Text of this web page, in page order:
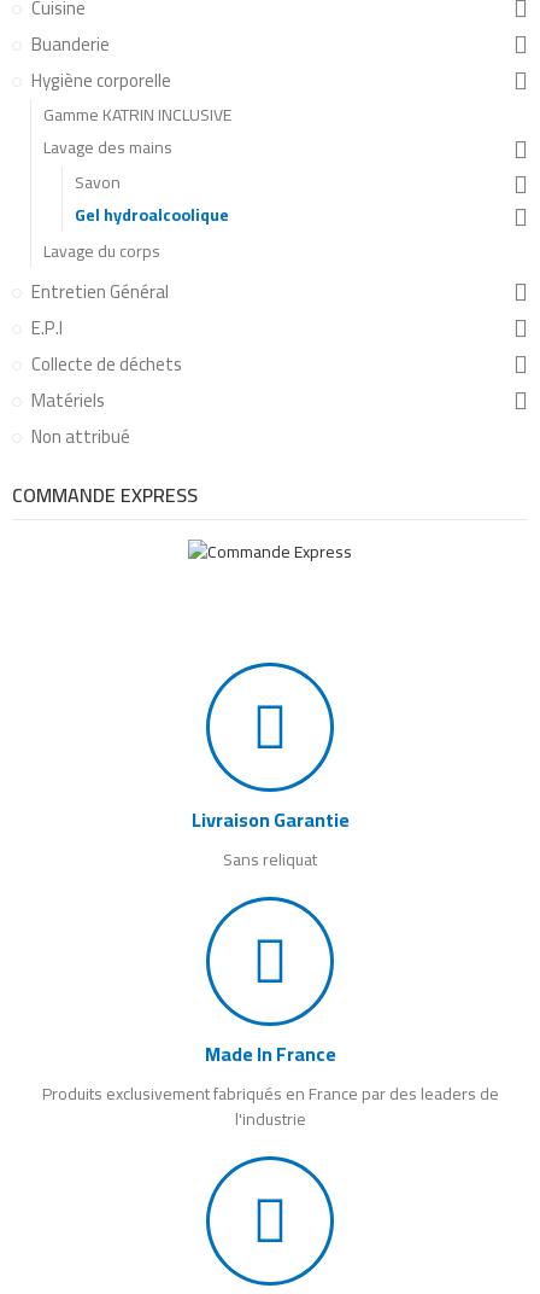
Cuisine
Buanderie
Hygiène corporelle
Gamme KATRIN INCLUSIVE
Lavage des mains
Savon
Gel hydroalcoolique
Lavage du corps
Entretien Général
E.P.I
Collecte de déchets
Matériels
Non attribué
COMMANDE EXPRESS
Livraison Garantie
Sans reliquat
Made In France
Produits exclusivement fabriqués en France par des leaders de
l'industrie